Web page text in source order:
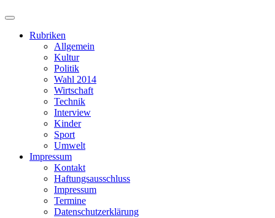
Suchfeld
ein-/ausblenden
Rubriken
Allgemein
Kultur
Politik
Wahl 2014
Wirtschaft
Technik
Interview
Kinder
Sport
Umwelt
Impressum
Kontakt
Haftungsausschluss
Impressum
Termine
Datenschutzerklärung